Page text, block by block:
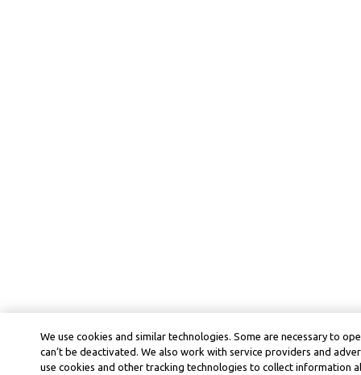
We use cookies and similar technologies. Some are necessary to
can’t be deactivated. We also work with service providers and
use cookies and other tracking technologies to collect information